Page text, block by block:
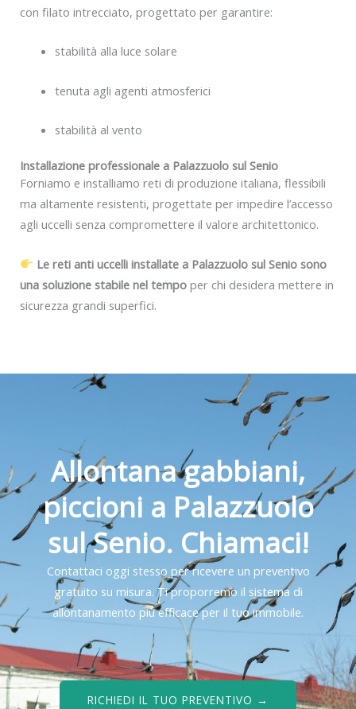
con filato intrecciato, progettato per garantire:
stabilità alla luce solare
tenuta agli agenti atmosferici
stabilità al vento
Installazione professionale a Palazzuolo sul Senio
Forniamo e installiamo reti di produzione italiana, flessibili
ma altamente resistenti, progettate per impedire l’accesso
agli uccelli senza compromettere il valore architettonico.
Le reti anti uccelli installate a Palazzuolo sul Senio sono
una soluzione stabile nel tempo per chi desidera mettere in
sicurezza grandi superfici.
Allontana gabbiani,
piccioni a Palazzuolo
sul Senio. Chiamaci!
Contattaci oggi stesso per ricevere un preventivo
gratuito su misura. Ti proporremo il sistema di
allontanamento più efficace per il tuo immobile.
RICHIEDI IL TUO PREVENTIVO →